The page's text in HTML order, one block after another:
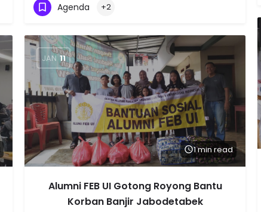
Agenda +2
JAN 11
1 min read
Alumni FEB UI Gotong Royong Bantu
Korban Banjir Jabodetabek